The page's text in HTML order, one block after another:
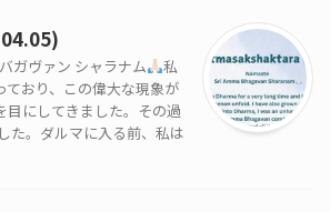
ガヴァン シャラナム
私
ており、この偉大な現象が
目にしてきました。その過
た。ダルマに入る前、私は